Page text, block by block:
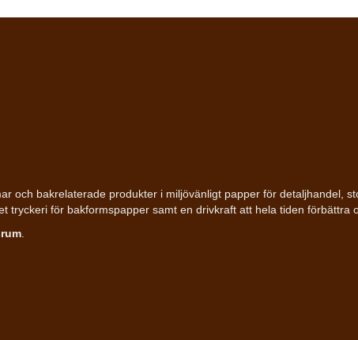
och bakrelaterade produkter i miljövänligt papper för detaljhandel,
tryckeri för bakformspapper samt en drivkraft att hela tiden förbättra
.